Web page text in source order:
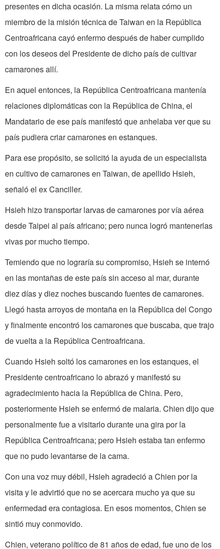
presentes en dicha ocasión. La misma relata cómo un
miembro de la misión técnica de Taiwan en la República
Centroafricana cayó enfermo después de haber cumplido
con los deseos del Presidente de dicho país de cultivar
camarones allí.
En aquel entonces, la República Centroafricana mantenía
relaciones diplomáticas con la República de China, el
Mandatario de ese país manifestó que anhelaba ver que su
país pudiera criar camarones en estanques.
Para ese propósito, se solicitó la ayuda de un especialista
en cultivo de camarones en Taiwan, de apellido Hsieh,
señaló el ex Canciller.
Hsieh hizo transportar larvas de camarones por vía aérea
desde Taipei al país africano; pero nunca logró mantenerlas
vivas por mucho tiempo.
Temiendo que no lograría su compromiso, Hsieh se internó
en las montañas de este país sin acceso al mar, durante
diez días y diez noches buscando fuentes de camarones.
Llegó hasta arroyos de montaña en la República del Congo
y finalmente encontró los camarones que buscaba, que trajo
de vuelta a la República Centroafricana.
Cuando Hsieh soltó los camarones en los estanques, el
Presidente centroafricano lo abrazó y manifestó su
agradecimiento hacia la República de China. Pero,
posteriormente Hsieh se enfermó de malaria. Chien dijo que
personalmente fue a visitarlo durante una gira por la
República Centroafricana; pero Hsieh estaba tan enfermo
que no pudo levantarse de la cama.
Con una voz muy débil, Hsieh agradeció a Chien por la
visita y le advirtió que no se acercara mucho ya que su
enfermedad era contagiosa. En esos momentos, Chien se
sintió muy conmovido.
Chien, veterano político de 81 años de edad, fue uno de los